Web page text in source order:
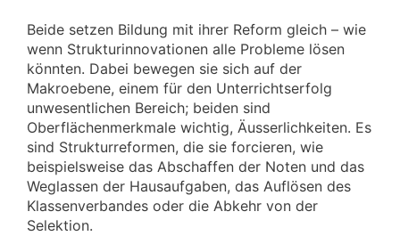
Beide setzen Bildung mit ihrer Reform gleich – wie
wenn Strukturinnovationen alle Probleme lösen
könnten. Dabei bewegen sie sich auf der
Makroebene, einem für den Unterrichtserfolg
unwesentlichen Bereich; beiden sind
Oberflächenmerkmale wichtig, Äusserlichkeiten. Es
sind Strukturreformen, die sie forcieren, wie
beispielsweise das Abschaffen der Noten und das
Weglassen der Hausaufgaben, das Auflösen des
Klassenverbandes oder die Abkehr von der
Selektion.